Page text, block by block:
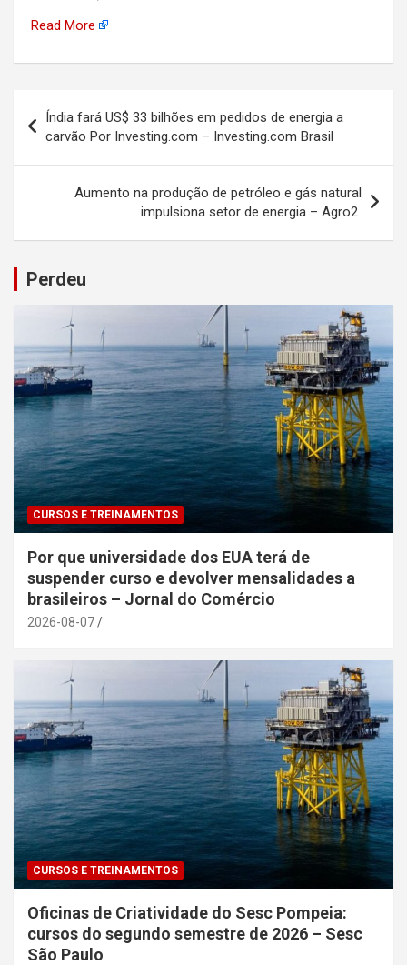
Read More
Navegação
de
Post
Índia fará US$ 33 bilhões em pedidos de energia a
carvão Por Investing.com – Investing.com Brasil
Aumento na produção de petróleo e gás natural
impulsiona setor de energia – Agro2
Perdeu
CURSOS E TREINAMENTOS
Por que universidade dos EUA terá de
suspender curso e devolver mensalidades a
brasileiros – Jornal do Comércio
2026-08-07
CURSOS E TREINAMENTOS
Oficinas de Criatividade do Sesc Pompeia:
cursos do segundo semestre de 2026 – Sesc
São Paulo